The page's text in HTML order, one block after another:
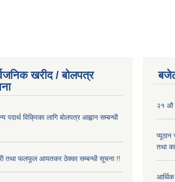
खरीद / बोलपत्र
पदार्थ विक्रिका लागि बोलपत्र आह्वान सम्बन्धी
तथा फलफूल आयतकर ठेक्का सम्बन्धी सूचना !!
२१ औ
प्यूठान
तथा